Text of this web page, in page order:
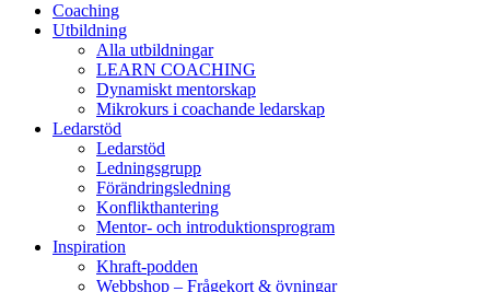
Coaching
Utbildning
Alla utbildningar
LEARN COACHING
Dynamiskt mentorskap
Mikrokurs i coachande ledarskap
Ledarstöd
Ledarstöd
Ledningsgrupp
Förändringsledning
Konflikthantering
Mentor- och introduktionsprogram
Inspiration
Khraft-podden
Webbshop – Frågekort & övningar